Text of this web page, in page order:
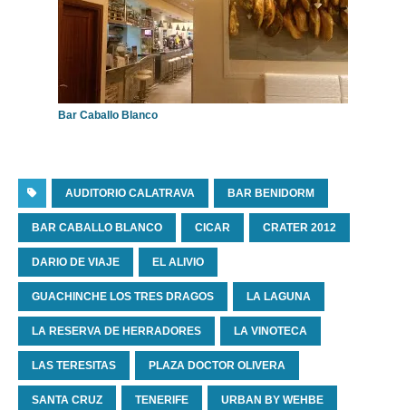
Bar Caballo Blanco
AUDITORIO CALATRAVA BAR BENIDORM
BAR CABALLO BLANCO CICAR CRATER 2012
DARIO DE VIAJE EL ALIVIO
GUACHINCHE LOS TRES DRAGOS LA LAGUNA
LA RESERVA DE HERRADORES LA VINOTECA
LAS TERESITAS PLAZA DOCTOR OLIVERA
SANTA CRUZ TENERIFE URBAN BY WEHBE